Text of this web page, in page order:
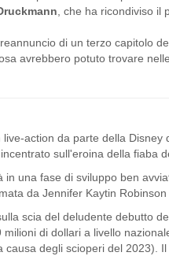
, che ha ricondiviso
di un terzo capitolo
avrebbero potuto trovare
live-action da parte della Disney
sull'eroina della fiaba
in una fase di sviluppo ben
da Jennifer Kaytin Robinson
scia del deludente debutto
milioni di dollari a livello
causa degli scioperi del 2023).